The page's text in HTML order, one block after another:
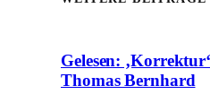
Gelesen:
Thomas Bernhard